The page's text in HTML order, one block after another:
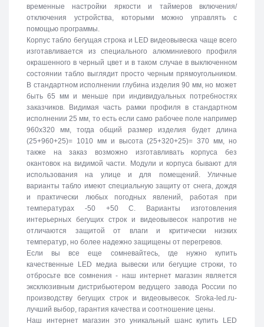
временные настройки яркости и таймеров включения/
отключения устройства, которыми можно управлять с
помощью программы.
Корпус табло бегущая строка и LED видеовывеска чаще всего
изготавливается из специального алюминиевого профиля
окрашенного в черный цвет и в таком случае в выключенном
состоянии табло выглядит просто черным прямоугольником.
В стандартном исполнении глубина изделия 90 мм, но может
быть 65 мм и меньше при индивидуальных потребностях
заказчиков. Видимая часть рамки профиля в стандартном
исполнении 25 мм, то есть если само рабочее поле например
960х320 мм, тогда общий размер изделия будет длина
(25+960+25)= 1010 мм и высота (25+320+25)= 370 мм, но
также на заказ возможно изготавливать корпуса без
окантовок на видимой части. Модули и корпуса бывают для
использования на улице и для помещений. Уличные
варианты табло имеют специальную защиту от снега, дождя
и практически любых погодных явлений, работая при
температурах -50 +50 C. Варианты изготовления
интерьерных бегущих строк и видеовывесок напротив не
отличаются защитой от влаги и критически низких
температур, но более надежно защищены от перегревов.
Если вы все еще сомневайтесь, где нужно купить
качественные LED медиа вывески или бегущие строки, то
отбросьте все сомнения - наш интернет магазин является
эксклюзивным дистрибьютером ведущего завода России по
производству бегущих строк и видеовывесок. Sroka-led.ru-
лучший выбор, гарантия качества и соотношение цены.
Наш интернет магазин это уникальный шанс купить LED